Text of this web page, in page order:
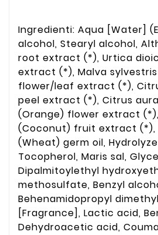
Ingredienti: Aqua [Water]
alcohol, Stearyl alcohol,
root extract (*), Urtica
extract (*), Malva
flower/leaf extract (*),
peel extract (*), Citrus
(Orange) flower extract
(Coconut) fruit extract (*),
(Wheat) germ oil,
Tocopherol, Maris sal,
Dipalmitoylethyl
methosulfate, Benzyl
Behenamidopropyl
[Fragrance], Lactic acid,
Dehydroacetic acid,